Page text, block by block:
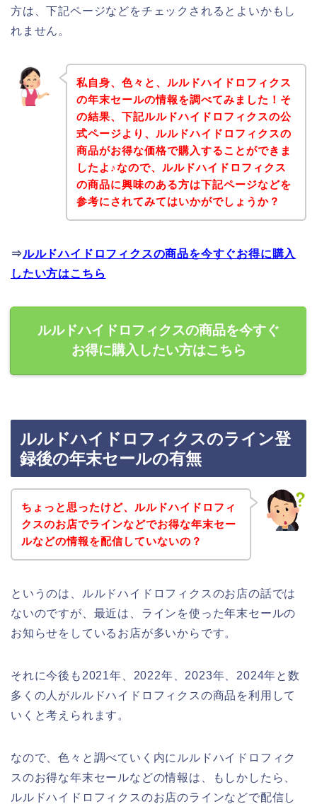
方は、下記ページなどをチェックされるとよいかもし
れません。
私自身、色々と、ルルドハイドロフィクス
の年末セールの情報を調べてみました！そ
の結果、下記ルルドハイドロフィクスの公
式ページより、ルルドハイドロフィクスの
商品がお得な価格で購入することができま
したよ♪なので、ルルドハイドロフィクス
の商品に興味のある方は下記ページなどを
参考にされてみてはいかがでしょうか？
⇒ルルドハイドロフィクスの商品を今すぐお得に購入
したい方はこちら
ルルドハイドロフィクスの商品を今すぐ
お得に購入したい方はこちら
ルルドハイドロフィクスのライン登
録後の年末セールの有無
ちょっと思ったけど、ルルドハイドロフィ
クスのお店でラインなどでお得な年末セー
ルなどの情報を配信していないの？
というのは、ルルドハイドロフィクスのお店の話では
ないのですが、最近は、ラインを使った年末セールの
お知らせをしているお店が多いからです。
それに今後も2021年、2022年、2023年、2024年と数
多くの人がルルドハイドロフィクスの商品を利用して
いくと考えられます。
なので、色々と調べていく内にルルドハイドロフィク
スのお得な年末セールなどの情報は、もしかしたら、
ルルドハイドロフィクスのお店のラインなどで配信し